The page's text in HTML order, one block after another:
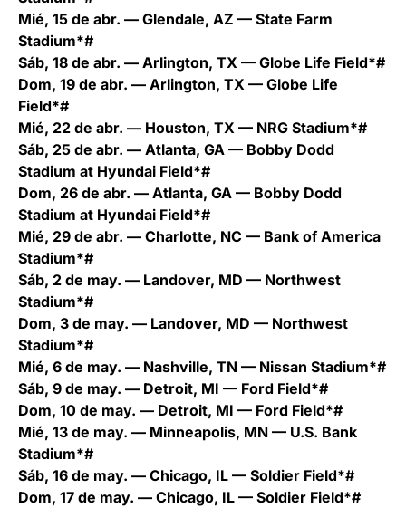
Mié, 15 de abr. — Glendale, AZ — State Farm
Stadium*#
Sáb, 18 de abr. — Arlington, TX — Globe Life Field*#
Dom, 19 de abr. — Arlington, TX — Globe Life
Field*#
Mié, 22 de abr. — Houston, TX — NRG Stadium*#
Sáb, 25 de abr. — Atlanta, GA — Bobby Dodd
Stadium at Hyundai Field*#
Dom, 26 de abr. — Atlanta, GA — Bobby Dodd
Stadium at Hyundai Field*#
Mié, 29 de abr. — Charlotte, NC — Bank of America
Stadium*#
Sáb, 2 de may. — Landover, MD — Northwest
Stadium*#
Dom, 3 de may. — Landover, MD — Northwest
Stadium*#
Mié, 6 de may. — Nashville, TN — Nissan Stadium*#
Sáb, 9 de may. — Detroit, MI — Ford Field*#
Dom, 10 de may. — Detroit, MI — Ford Field*#
Mié, 13 de may. — Minneapolis, MN — U.S. Bank
Stadium*#
Sáb, 16 de may. — Chicago, IL — Soldier Field*#
Dom, 17 de may. — Chicago, IL — Soldier Field*#